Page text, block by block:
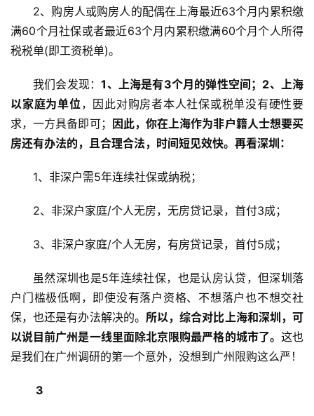
2、购房人或购房人的配偶在上海最近63个月内累积缴
满60个月社保或者最近63个月内累积缴满60个月个人所得
税税单(即工资税单)。
我们会发现：1、上海是有3个月的弹性空间； 2、上海
以家庭为单位，因此对购房者本人社保或税单没有硬性要
求，一方具备即可；
因此，你在上海作为非户籍人士想要买
房还有办法的，且合理合法，时间短见效快。 再看深圳：
1、非深户需5年连续社保或纳税；
2、非深户家庭/个人无房，无房贷记录，首付3成；
3、非深户家庭/个人无房，有房贷记录，首付5成；
虽然深圳也是5年连续社保，也是认房认贷，但深圳落
户门槛极低啊，即使没有落户资格、不想落户也不想交社
保，也还是有办法解决的。 所以，综合对比上海和深圳，可
以说目前广州是一线里面除北京限购最严格的城市了。 这也
是我们在广州调研的第一个意外，没想到广州限购这么严！
3